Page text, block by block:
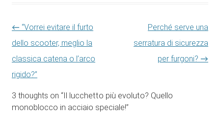
Navigazione articolo
← “Vorrei evitare il furto
dello scooter, meglio la
classica catena o l’arco
rigido?”
Perché serve una
serratura di sicurezza
per furgoni? →
3 thoughts on “ Il lucchetto più evoluto? Quello
monoblocco in acciaio speciale!”